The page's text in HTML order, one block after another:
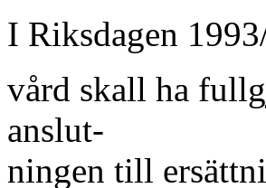
I Riksdagen
vård skall ha
anslut-
ningen till